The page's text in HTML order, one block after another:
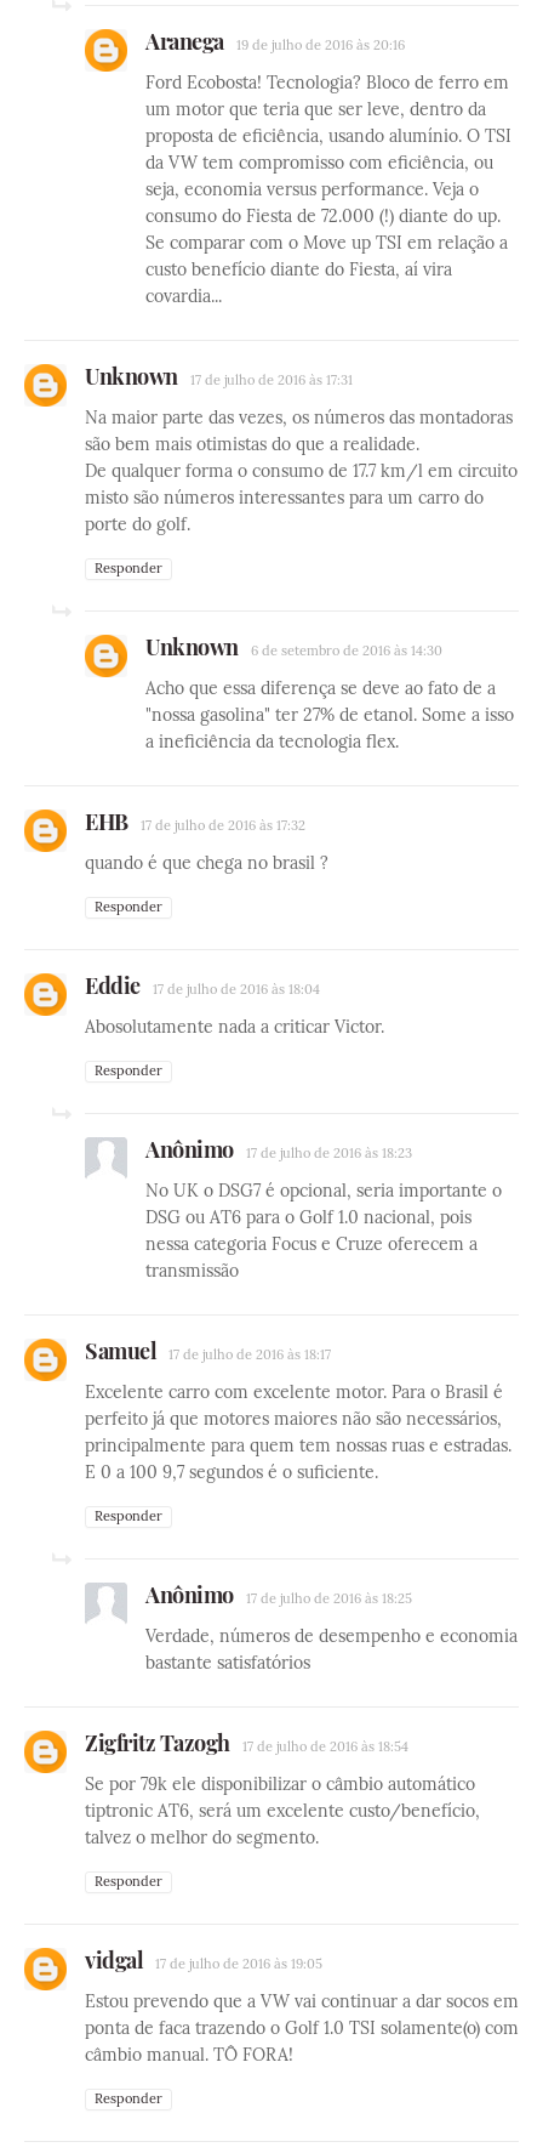
Aranega 19 de julho de 2016 às 20:16
Ford Ecobosta! Tecnologia? Bloco de ferro em
um motor que teria que ser leve, dentro da
proposta de eficiência, usando alumínio. O TSI
da VW tem compromisso com eficiência, ou
seja, economia versus performance. Veja o
consumo do Fiesta de 72.000 (!) diante do up.
Se comparar com o Move up TSI em relação a
custo benefício diante do Fiesta, aí vira
covardia...
Unknown 17 de julho de 2016 às 17:31
Na maior parte das vezes, os números das montadoras
são bem mais otimistas do que a realidade.
De qualquer forma o consumo de 17.7 km/l em circuito
misto são números interessantes para um carro do
porte do golf.
Responder
Unknown 6 de setembro de 2016 às 14:30
Acho que essa diferença se deve ao fato de a
"nossa gasolina" ter 27% de etanol. Some a isso
a ineficiência da tecnologia flex.
EHB 17 de julho de 2016 às 17:32
quando é que chega no brasil ?
Responder
Eddie 17 de julho de 2016 às 18:04
Abosolutamente nada a criticar Victor.
Responder
Anônimo 17 de julho de 2016 às 18:23
No UK o DSG7 é opcional, seria importante o
DSG ou AT6 para o Golf 1.0 nacional, pois
nessa categoria Focus e Cruze oferecem a
transmissão
Samuel 17 de julho de 2016 às 18:17
Excelente carro com excelente motor. Para o Brasil é
perfeito já que motores maiores não são necessários,
principalmente para quem tem nossas ruas e estradas.
E 0 a 100 9,7 segundos é o suficiente.
Responder
Anônimo 17 de julho de 2016 às 18:25
Verdade, números de desempenho e economia
bastante satisfatórios
Zigfritz Tazogh 17 de julho de 2016 às 18:54
Se por 79k ele disponibilizar o câmbio automático
tiptronic AT6, será um excelente custo/benefício,
talvez o melhor do segmento.
Responder
vidgal 17 de julho de 2016 às 19:05
Estou prevendo que a VW vai continuar a dar socos em
ponta de faca trazendo o Golf 1.0 TSI solamente(o) com
câmbio manual. TÔ FORA!
Responder